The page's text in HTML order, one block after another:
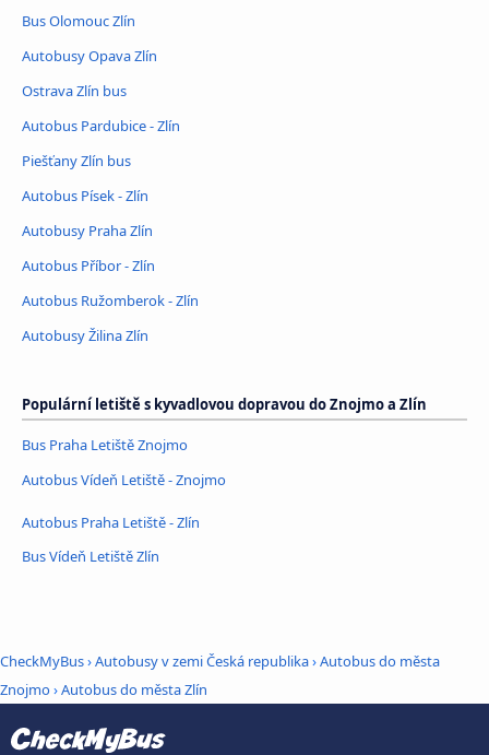
Bus Olomouc Zlín
Autobusy Opava Zlín
Ostrava Zlín bus
Autobus Pardubice - Zlín
Piešťany Zlín bus
Autobus Písek - Zlín
Autobusy Praha Zlín
Autobus Příbor - Zlín
Autobus Ružomberok - Zlín
Autobusy Žilina Zlín
Populární letiště s kyvadlovou dopravou do Znojmo a Zlín
Bus Praha Letiště Znojmo
Autobus Vídeň Letiště - Znojmo
Autobus Praha Letiště - Zlín
Bus Vídeň Letiště Zlín
CheckMyBus›Autobusy v zemi Česká republika›Autobus do města
Znojmo›Autobus do města Zlín